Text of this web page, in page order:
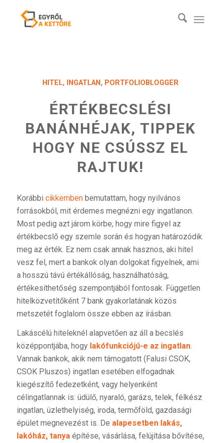
HITEL, INGATLAN , PORTFOLIOBLOGGER
ÉRTÉKBECSLÉSI
BANÁNHÉJAK, TIPPEK
HOGY NE CSÚSSZ EL
RAJTUK!
Korábbi cikkembenbemutattam, hogy nyilvános
forrásokból, mit érdemes megnézni egy ingatlanon.
Most pedig azt járom körbe, hogy mire figyel az
értékbecslő egy szemle során és hogyan határozódik
meg az érték. Ez nem csak annak hasznos, aki hitel
vesz fel, mert a bankok olyan dolgokat figyelnek, ami
a hosszú távú értékállóság, használhatóság,
értékesíthetőség szempontjából fontosak. Független
hitelközvetítőként 7 bank gyakorlatának közös
metszetét foglalom össze ebben az írásban.
Lakáscélú hiteleknél alapvetően az áll a becslés
középpontjába, hogy lakófunkciójú-e az ingatlan.
Vannak bankok, akik nem támogatott (Falusi CSOK,
CSOK Pluszos) ingatlan esetében elfogadnak
kiegészítő fedezetként, vagy helyenként
célingatlannak is: üdülő, nyaraló, garázs, telek, félkész
ingatlan, üzlethelyiség, iroda, termőföld, gazdasági
épület megnevezést is. De alapesetben lakás,
lakóház, tanyaépítése, vásárlása, felújítása bővítése,